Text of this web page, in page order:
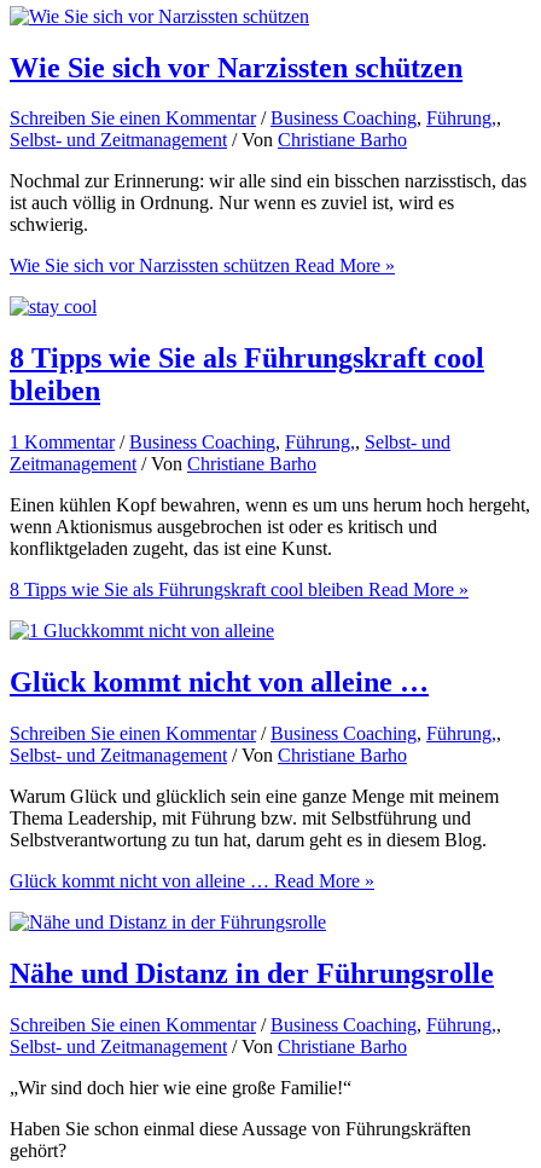
Wie Sie sich vor Narzissten schützen
Schreiben Sie einen Kommentar /Business Coaching, Führung,,
Selbst- und Zeitmanagement/ Von Christiane Barho
Nochmal zur Erinnerung: wir alle sind ein bisschen narzisstisch, das
ist auch völlig in Ordnung. Nur wenn es zuviel ist, wird es
schwierig.
Wie Sie sich vor Narzissten schützen Read More »
8 Tipps wie Sie als Führungskraft cool
bleiben
1 Kommentar /Business Coaching, Führung,, Selbst- und
Zeitmanagement / Von Christiane Barho
Einen kühlen Kopf bewahren, wenn es um uns herum hoch hergeht,
wenn Aktionismus ausgebrochen ist oder es kritisch und
konfliktgeladen zugeht, das ist eine Kunst.
8 Tipps wie Sie als Führungskraft cool bleiben Read More »
Glück kommt nicht von alleine …
Schreiben Sie einen Kommentar /Business Coaching, Führung,,
Selbst- und Zeitmanagement / Von Christiane Barho
Warum Glück und glücklich sein eine ganze Menge mit meinem
Thema Leadership, mit Führung bzw. mit Selbstführung und
Selbstverantwortung zu tun hat, darum geht es in diesem Blog.
Glück kommt nicht von alleine … Read More »
Nähe und Distanz in der Führungsrolle
Schreiben Sie einen Kommentar /Business Coaching, Führung,,
Selbst- und Zeitmanagement / Von Christiane Barho
„Wir sind doch hier wie eine große Familie!“
Haben Sie schon einmal diese Aussage von Führungskräften
gehört?